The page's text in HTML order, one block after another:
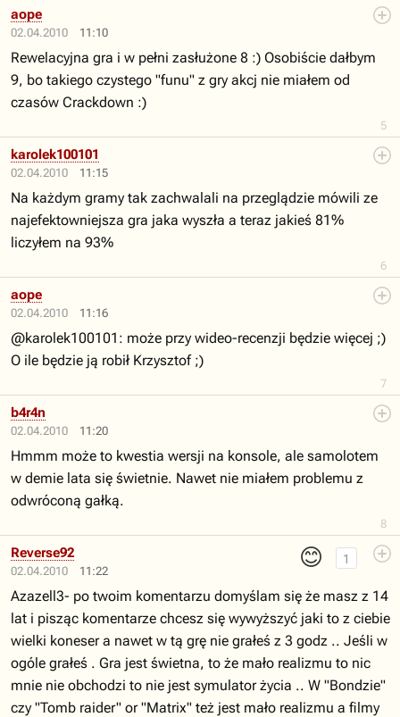
02.04.2010 11:10
5
aope
Rewelacyjna gra i w pełni zasłużone 8 :) Osobiście dałbym
9, bo takiego czystego "funu" z gry akcj nie miałem od
czasów Crackdown :)
02.04.2010 11:15
6
karolek100101
Na każdym gramy tak zachwalali na przeglądzie mówili ze
najefektowniejsza gra jaka wyszła a teraz jakieś 81%
liczyłem na 93%
02.04.2010 11:16
7
aope
@karolek100101: może przy wideo-recenzji będzie więcej ;)
O ile będzie ją robił Krzysztof ;)
02.04.2010 11:20
8
b4r4n
Hmmm może to kwestia wersji na konsole, ale samolotem
w demie lata się świetnie. Nawet nie miałem problemu z
odwróconą gałką.
02.04.2010 11:22
😊 1
Reverse92
Azazell3- po twoim komentarzu domyślam się że masz z 14
lat i pisząc komentarze chcesz się wywyższyć jaki to z ciebie
wielki koneser a nawet w tą grę nie grałeś z 3 godz .. Jeśli w
ogóle grałeś . Gra jest świetna, to że mało realizmu to nic
mnie nie obchodzi to nie jest symulator życia .. W "Bondzie"
czy "Tomb raider" or "Matrix" też jest mało realizmu a filmy